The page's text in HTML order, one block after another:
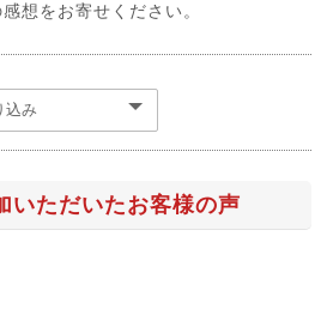
想をお寄せください。
いただいたお客様の声